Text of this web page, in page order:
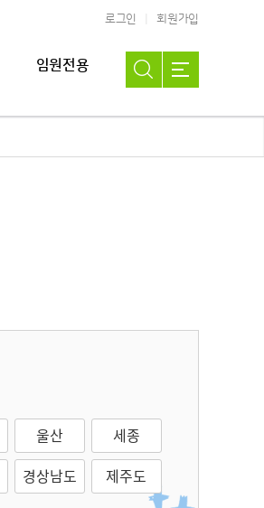
로그인 회원가입
임원전용
울산
세종
경상남도 제주도